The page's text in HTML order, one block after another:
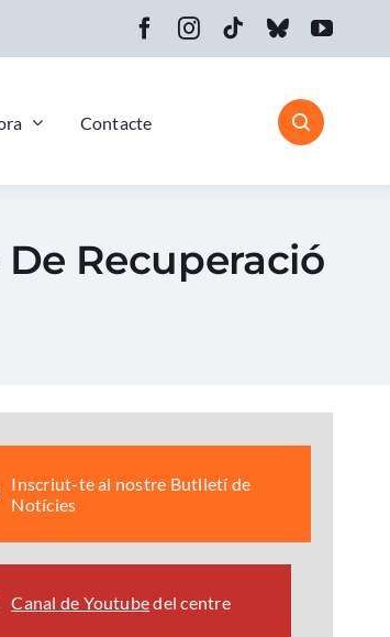
Contacte
Recuperació
Inscriut-te al nostre Butlletí de
Notícies
Canal de Youtubedel centre